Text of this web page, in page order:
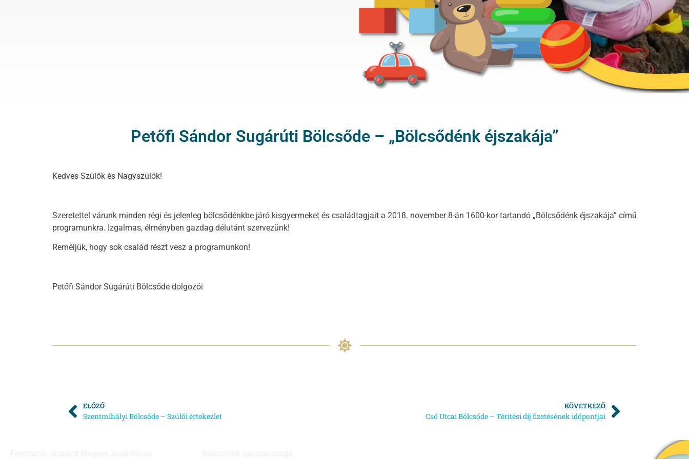
Petőfi Sándor Sugárúti Bölcsőde – „Bölcsődénk éjszakája”
Kedves Szülők és Nagyszülők!
Szeretettel várunk minden régi és jelenleg bölcsődénkbe járó kisgyermeket és családtagjait a 2018. november 8-án 1600-kor tartandó „Bölcsődénk éjszakája” című
programunkra. Izgalmas, élményben gazdag délutánt szervezünk!
Reméljük, hogy sok család részt vesz a programunkon!
Petőfi Sándor Sugárúti Bölcsőde dolgozói
ELŐZŐ
Szentmihályi Bölcsőde – Szülői értekezlet
KÖVETKEZŐ
Cső Utcai Bölcsőde – Térítési díj fizetésének időpontjai